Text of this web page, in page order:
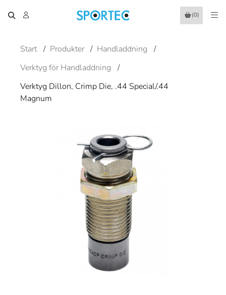
(0)
Start / Produkter / Handladdning
/
Verktyg för Handladdning
/
Verktyg Dillon, Crimp Die, .44 Special/.44
Magnum